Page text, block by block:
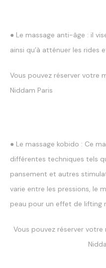
● Le massage anti-âge : il
ainsi qu’à atténuer les rides
Vous pouvez réserver votre
Niddam Paris
● Le massage kobido : Ce
différentes techniques tels
pansement et autres
varie entre les pressions, le
peau pour un effet de lifting
Vous pouvez réserver